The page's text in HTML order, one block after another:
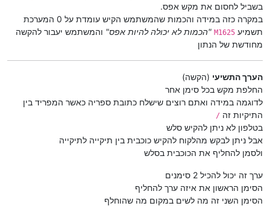
בשביל לחסום את מקש אפס.
במקרה כזה במידה והכמות שהמשתמש הקיש עומדת על 0 המערכת
תשמיע M1625 "הכמות לא יכולה להיות אפס" והמשתמש יעבור להקשה
מחודשת של הנתון
הערך התשיעי (הקשה)
החלפת מקש בכל סימן אחר
לדוגמה במידה ואתם רוצים שישלח כתובת ספריה כאשר המפריד בין
התיקיות זה /
בטלפון לא ניתן להקיש סלש
אבל ניתן לבקש מהלקוח להקיש כוכבית בין תיקייה לתיקייה
ולסמן להחליף את הכוכבית בסלש
ערך זה יכול להכיל 2 סימנים
הסימן הראשון את איזה ערך להחליף
הסימן השני זה מה לשים במקום מה שהוחלף